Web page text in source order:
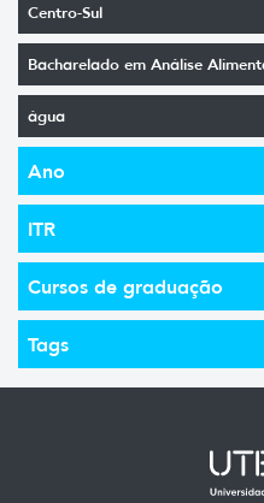
Centro-Sul
Bacharelado em Análise
água
Ano
ITR
Cursos de graduação
Tags